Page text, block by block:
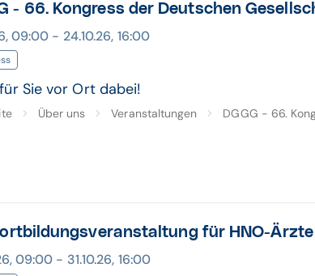
- 66. Kongress der Deutschen
09:00 - 24.10.26, 16:00
Sie vor Ort dabei!
Über uns Veranstaltungen DGGG - 66.
für HNO-Ärzte
09:00 - 31.10.26, 16:00